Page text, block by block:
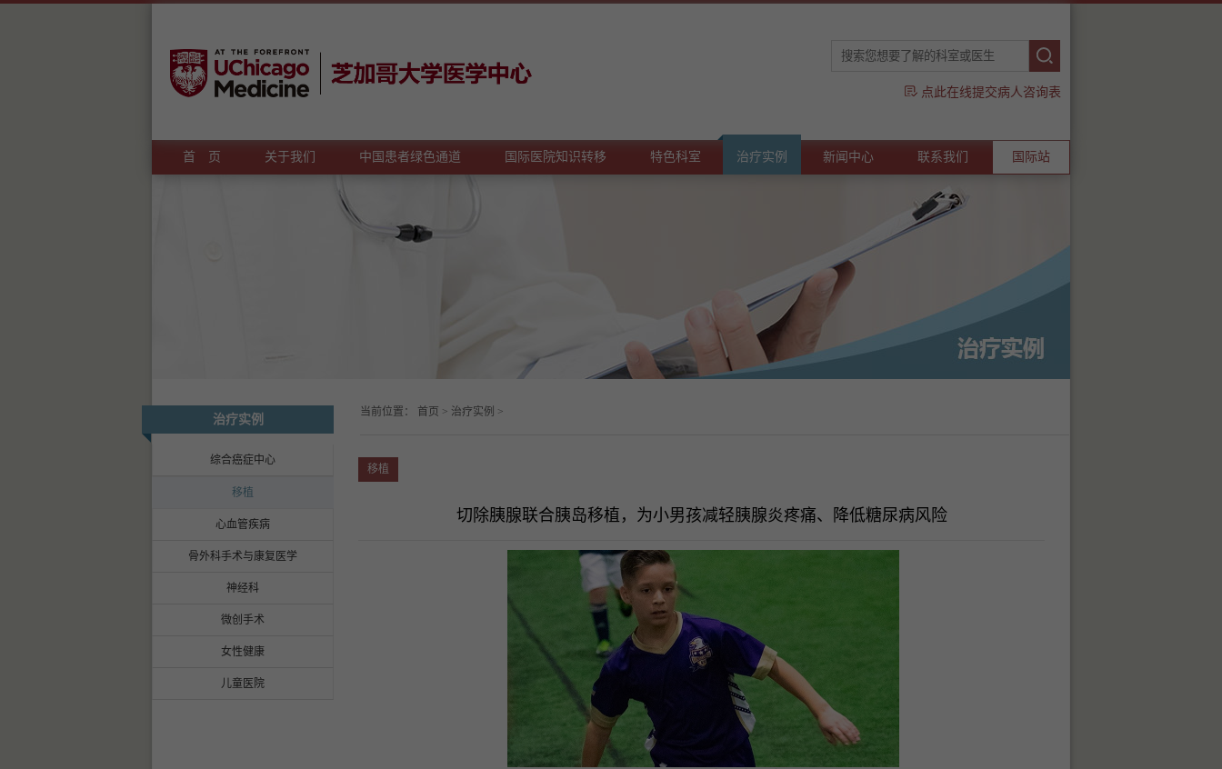
国际站
点此在线提交病人咨询表
首 页 关于我们 中国患者绿色通道 国际医院知识转移 特色科室 治疗实例 新闻中心 联系我们
治疗实例
综合癌症中心
移植
心血管疾病
骨外科手术与康复医学
神经科
微创手术
女性健康
儿童医院
当前位置： 首页 > 治疗实例 >
移植
切除胰腺联合胰岛移植，为小男孩减轻胰腺炎疼痛、降低糖尿病风险